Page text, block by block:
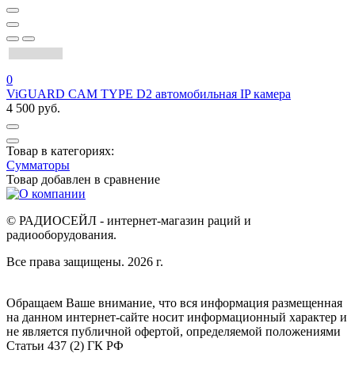
0
ViGUARD CAM TYPE D2 автомобильная IP камера
4 500 руб.
Товар в категориях:
Сумматоры
Товар добавлен в сравнение
© РАДИОСЕЙЛ - интернет-магазин раций и
радиооборудования.
Все права защищены. 2026 г.
Обращаем Ваше внимание, что вся информация размещенная
на данном интернет-сайте носит информационный характер и
не является публичной офертой, определяемой положениями
Статьи 437 (2) ГК РФ